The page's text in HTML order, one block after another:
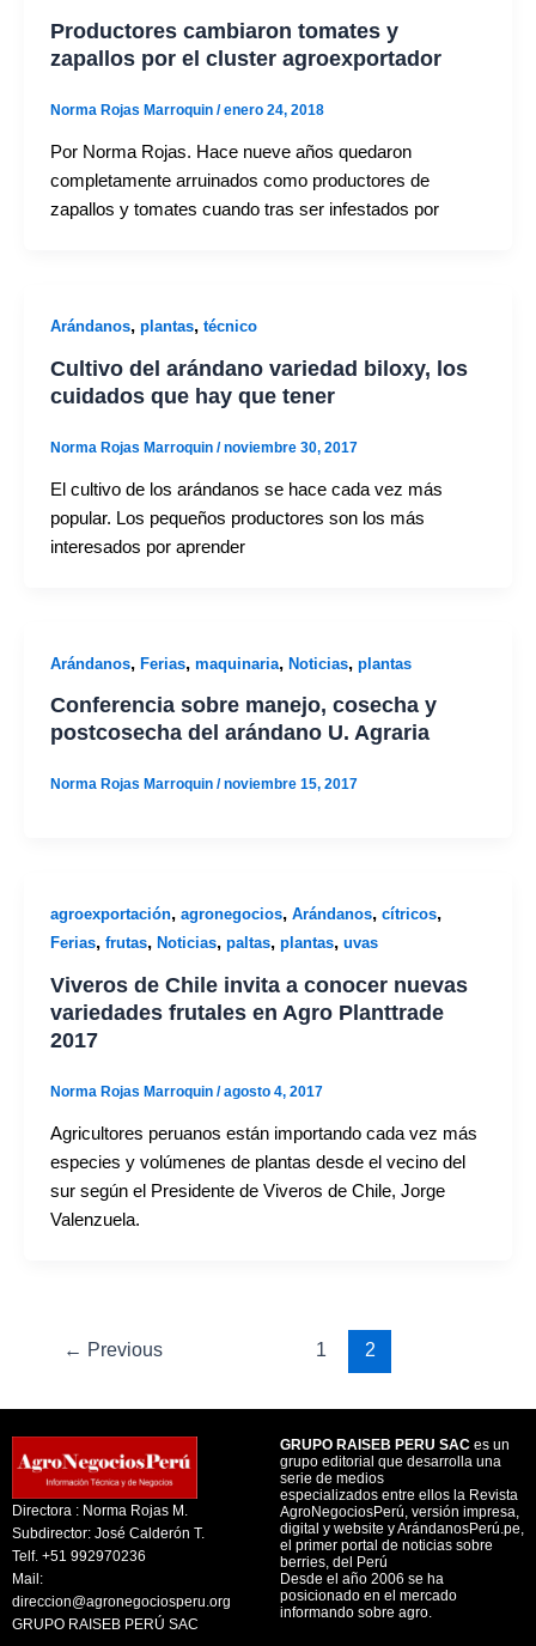
Productores cambiaron tomates y
zapallos por el cluster agroexportador
Norma Rojas Marroquin /enero 24, 2018
Por Norma Rojas. Hace nueve años quedaron
completamente arruinados como productores de
zapallos y tomates cuando tras ser infestados por
Arándanos, plantas, técnico
Cultivo del arándano variedad biloxy, los
cuidados que hay que tener
Norma Rojas Marroquin /noviembre 30, 2017
El cultivo de los arándanos se hace cada vez más
popular. Los pequeños productores son los más
interesados por aprender
Arándanos, Ferias, maquinaria, Noticias, plantas
Conferencia sobre manejo, cosecha y
postcosecha del arándano U. Agraria
Norma Rojas Marroquin /noviembre 15, 2017
agroexportación, agronegocios, Arándanos, cítricos,
Ferias, frutas, Noticias, paltas, plantas, uvas
Viveros de Chile invita a conocer nuevas
variedades frutales en Agro Planttrade
2017
Norma Rojas Marroquin /agosto 4, 2017
Agricultores peruanos están importando cada vez más
especies y volúmenes de plantas desde el vecino del
sur según el Presidente de Viveros de Chile, Jorge
Valenzuela.
← Previous 1 2
Directora : Norma Rojas M.
Subdirector: José Calderón T.
Telf. +51 992970236
Mail:
direccion@agronegociosperu.org
GRUPO RAISEB PERÚ SAC
GRUPO RAISEB PERU SAC es un
grupo editorial que desarrolla una
serie de medios
especializados entre ellos la Revista
AgroNegociosPerú, versión impresa,
digital y website y ArándanosPerú.pe,
el primer portal de noticias sobre
berries, del Perú
Desde el año 2006 se ha
posicionado en el mercado
informando sobre agro.